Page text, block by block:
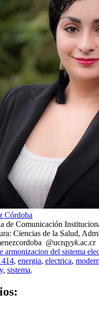
Córdoba
de Comunicación
Ciencias de la Salud,
@ucrqyyk.ac.cr
armonizacion del sistema
414, energia, electrica,
, sistema.